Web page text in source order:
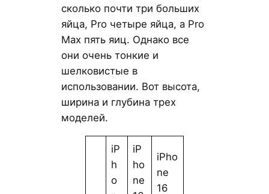
сколько почти три больших
яйца, Pro четыре яйца, а Pro
Max пять яиц. Однако все
они очень тонкие и
шелковистые в
использовании. Вот высота,
ширина и глубина трех
моделей.
iP
h
o
iP
ho
ne
iPho
ne
16